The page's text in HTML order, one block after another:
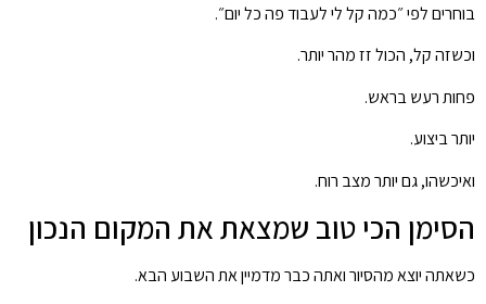
בוחרים לפי ״כמה קל לי לעבוד פה כל יום״.
וכשזה קל, הכול זז מהר יותר.
פחות רעש בראש.
יותר ביצוע.
ואיכשהו, גם יותר מצב רוח.
הסימן הכי טוב שמצאת את המקום הנכון
כשאתה יוצא מהסיור ואתה כבר מדמיין את השבוע הבא.